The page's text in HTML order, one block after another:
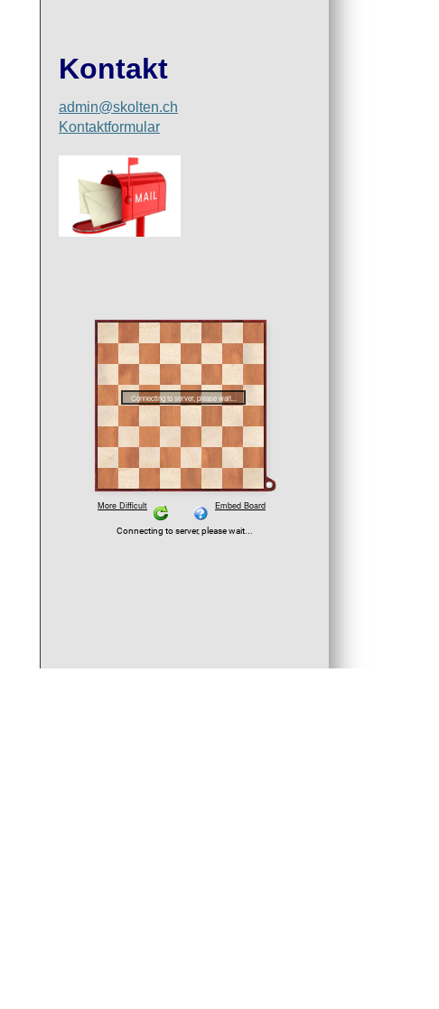
Kontakt
admin@skolten.ch
Kontaktformular